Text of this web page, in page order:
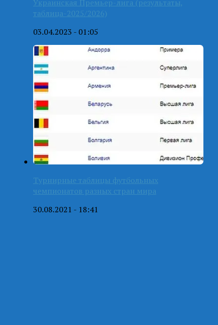
Украинская Премьер-лига (результаты,
таблица-2025/2026)
03.04.2023 - 01:05
Турнирные таблицы футбольных
чемпионатов разных стран мира
30.08.2021 - 18:41